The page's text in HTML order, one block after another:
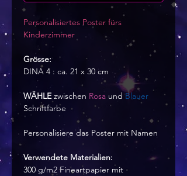
Personalisiertes Poster fürs
Kinderzimmer
Grösse:
DINA 4 : ca. 21 x 30 cm
WÄHLEzwischen Rosa und Blauer
Schriftfarbe
Personalisiere das Poster mit Namen
Verwendete Materialien:
300 g/m2 Fineartpapier mit